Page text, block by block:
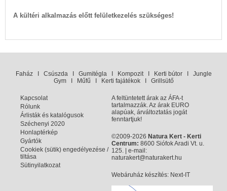
A kültéri alkalmazás előtt felületkezelés szükséges!
FaházI CsúszdaI GumitéglaI KompozitI Kerti bútorI Jungle
GymI Műfű Kerti fajátékokI Grillsütő
Kapcsolat
Rólunk
Árlisták és katalógusok
Széchenyi 2020
Honlaptérkép
Gyártók
Cookiek (sütik) engedélyezése /
tiltása
Sütinyilatkozat
A feltüntetett árak az ÁFA-t
tartalmazzák. Az árak EURO
alapúak, árváltoztatás jogát
fenntartjuk!
©2009-2026 Natura Kert - Kerti
Centrum: 8600 Siófok Aradi Vt. u.
125. | e-mail:
naturakert@naturakert.hu
Webáruház készítés: Next-IT